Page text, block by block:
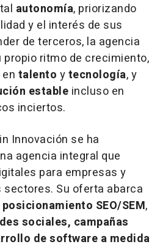
autonomía, priorizando
y el interés de sus
de terceros, la agencia
propio ritmo de crecimiento,
talento ytecnología, y
estable incluso en
inciertos.
Innovación se ha
agencia integral que
para empresas y
Su oferta abarca
SEO/SEM,
sociales, campañas
de software a medida